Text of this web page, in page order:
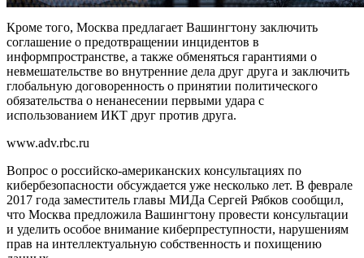
Кроме того, Москва предлагает Вашингтону заключить
соглашение о предотвращении инцидентов в
информпространстве, а также обменяться гарантиями о
невмешательстве во внутренние дела друг друга и заключить
глобальную договоренность о принятии политического
обязательства о ненанесении первыми удара с
использованием ИКТ друг против друга.
www.adv.rbc.ru
Вопрос о российско-американских консультациях по
кибербезопасности обсуждается уже несколько лет. В феврале
2017 года заместитель главы МИДа Сергей Рябков сообщил,
что Москва предложила Вашингтону провести консультации
и уделить особое внимание киберпреступности, нарушениям
прав на интеллектуальную собственность и похищению